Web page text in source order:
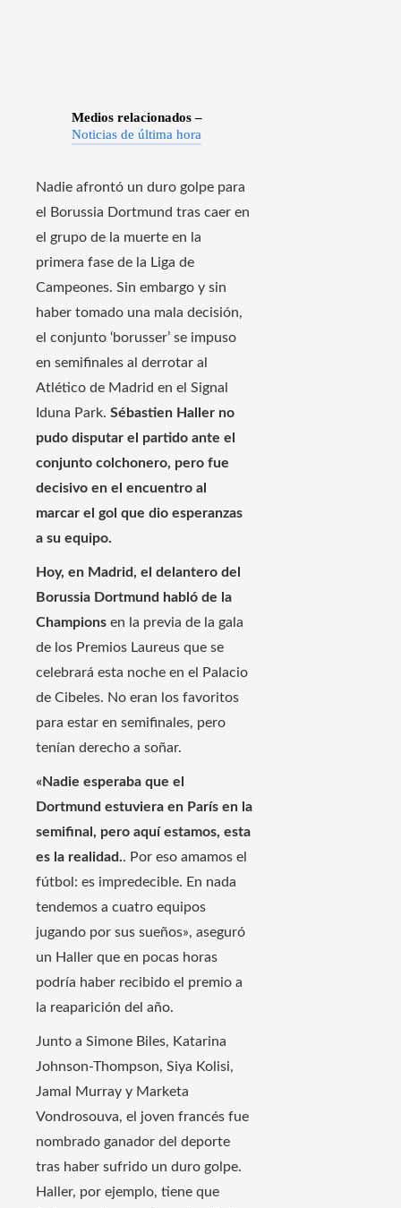
Medios relacionados –
Noticias de última hora
Nadie afrontó un duro golpe para
el Borussia Dortmund tras caer en
el grupo de la muerte en la
primera fase de la Liga de
Campeones. Sin embargo y sin
haber tomado una mala decisión,
el conjunto ‘borusser’ se impuso
en semifinales al derrotar al
Atlético de Madrid en el Signal
Iduna Park. Sébastien Haller no
pudo disputar el partido ante el
conjunto colchonero, pero fue
decisivo en el encuentro al
marcar el gol que dio esperanzas
a su equipo.
Hoy, en Madrid, el delantero del
Borussia Dortmund habló de la
Champions en la previa de la gala
de los Premios Laureus que se
celebrará esta noche en el Palacio
de Cibeles. No eran los favoritos
para estar en semifinales, pero
tenían derecho a soñar.
«Nadie esperaba que el
Dortmund estuviera en París en la
semifinal, pero aquí estamos, esta
es la realidad.. Por eso amamos el
fútbol: es impredecible. En nada
tendemos a cuatro equipos
jugando por sus sueños», aseguró
un Haller que en pocas horas
podría haber recibido el premio a
la reaparición del año.
Junto a Simone Biles, Katarina
Johnson-Thompson, Siya Kolisi,
Jamal Murray y Marketa
Vondrosouva, el joven francés fue
nombrado ganador del deporte
tras haber sufrido un duro golpe.
Haller, por ejemplo, tiene que